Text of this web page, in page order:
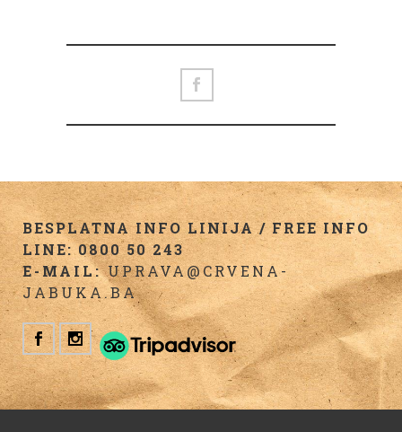
BESPLATNA INFO LINIJA / FREE INFO
LINE: 0800 50 243
E-MAIL:UPRAVA@CRVENA-
JABUKA.BA